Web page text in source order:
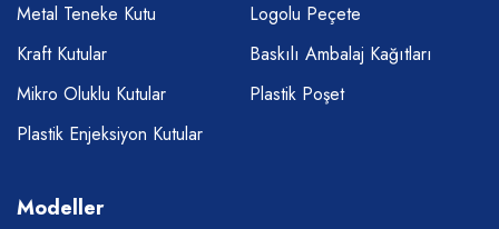
Metal Teneke Kutu
Kraft Kutular
Mikro Oluklu Kutular
Plastik Enjeksiyon Kutular
Logolu Peçete
Baskılı Ambalaj Kağıtları
Plastik Poşet
Modeller